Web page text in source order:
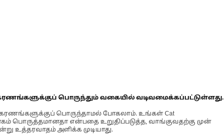
பொருந்தும் வகையில் வடிவமைக்கப்பட்டுள்ளது.
பொருந்தாமல் போகலாம். உங்கள் Cat
பொருத்தமானதா என்பதை உறுதிப்படுத்த, வாங்குவதற்கு முன்
உத்தரவாதம் அளிக்க முடியாது.